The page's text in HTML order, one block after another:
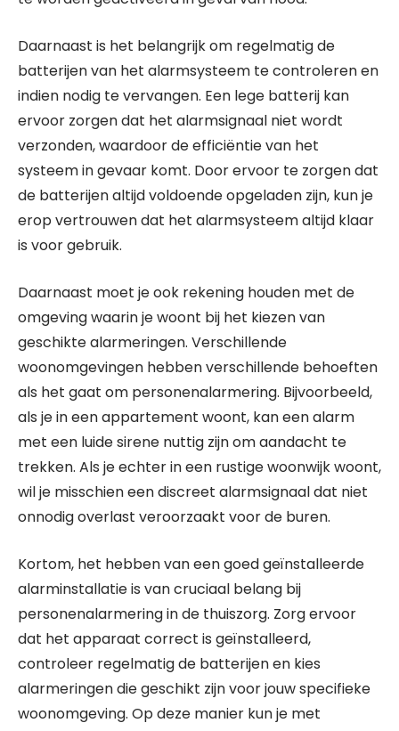
Daarnaast is het belangrijk om regelmatig de
batterijen van het alarmsysteem te controleren en
indien nodig te vervangen. Een lege batterij kan
ervoor zorgen dat het alarmsignaal niet wordt
verzonden, waardoor de efficiëntie van het
systeem in gevaar komt. Door ervoor te zorgen dat
de batterijen altijd voldoende opgeladen zijn, kun je
erop vertrouwen dat het alarmsysteem altijd klaar
is voor gebruik.
Daarnaast moet je ook rekening houden met de
omgeving waarin je woont bij het kiezen van
geschikte alarmeringen. Verschillende
woonomgevingen hebben verschillende behoeften
als het gaat om personenalarmering. Bijvoorbeeld,
als je in een appartement woont, kan een alarm
met een luide sirene nuttig zijn om aandacht te
trekken. Als je echter in een rustige woonwijk woont,
wil je misschien een discreet alarmsignaal dat niet
onnodig overlast veroorzaakt voor de buren.
Kortom, het hebben van een goed geïnstalleerde
alarminstallatie is van cruciaal belang bij
personenalarmering in de thuiszorg. Zorg ervoor
dat het apparaat correct is geïnstalleerd,
controleer regelmatig de batterijen en kies
alarmeringen die geschikt zijn voor jouw specifieke
woonomgeving. Op deze manier kun je met